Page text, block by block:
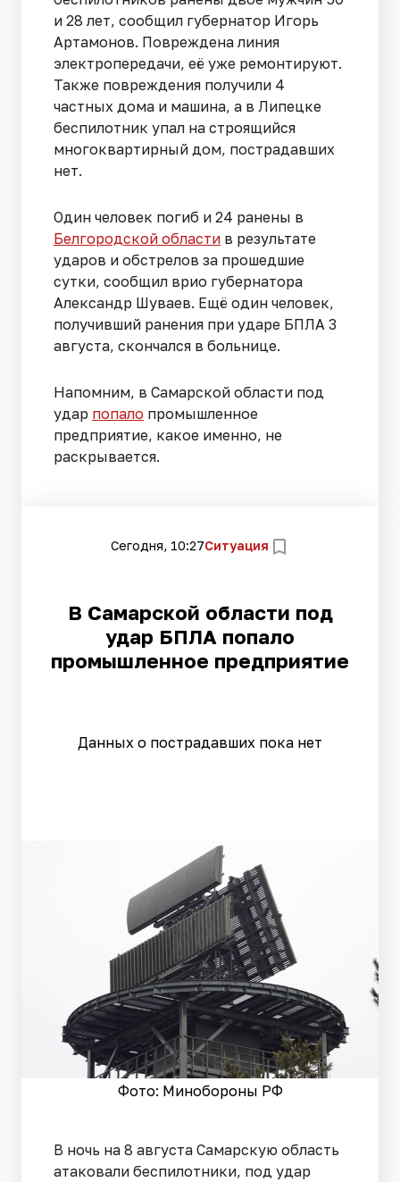
и 28 лет, сообщил губернатор Игорь
Артамонов. Повреждена линия
электропередачи, её уже ремонтируют.
Также повреждения получили 4
частных дома и машина, а в Липецке
беспилотник упал на строящийся
многоквартирный дом, пострадавших
нет.
Один человек погиб и 24 ранены в
Белгородской области в результате
ударов и обстрелов за прошедшие
сутки, сообщил врио губернатора
Александр Шуваев. Ещё один человек,
получивший ранения при ударе БПЛА 3
августа, скончался в больнице.
Напомним, в Самарской области под
удар попало промышленное
предприятие, какое именно, не
раскрывается.
Сегодня, 10:27Ситуация
В Самарской области под
удар БПЛА попало
промышленное предприятие
Данных о пострадавших пока нет
Фото: Минобороны РФ
В ночь на 8 августа Самарскую область
атаковали беспилотники, под удар